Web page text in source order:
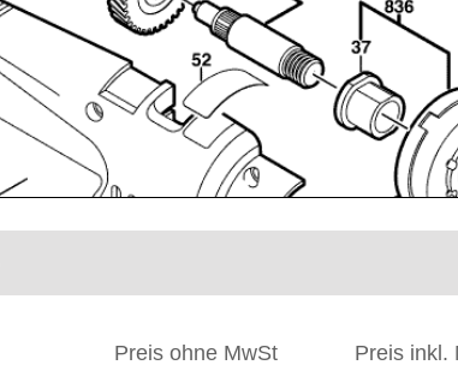
Preis ohne MwSt Preis inkl.